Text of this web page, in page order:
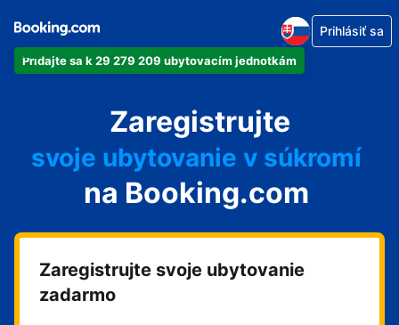
Pridajte sa k 29 279 209 ubytovacím jednotkám
Prihlásiť sa
Zaregistrujte
svoj hotel
svoje ubytovanie v súkromí
svoj penzión
svoje bed and breakfast
na Booking.com
Zaregistrujte svoje ubytovanie
zadarmo